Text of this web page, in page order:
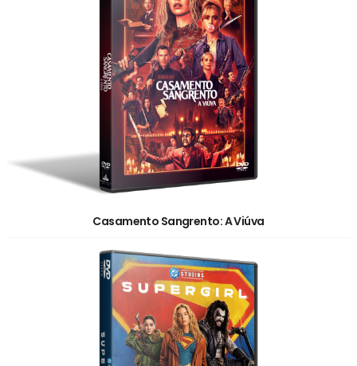
Casamento Sangrento: A Viúva